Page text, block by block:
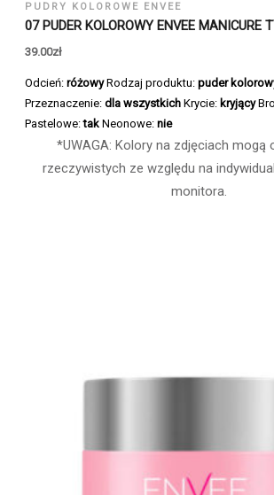
PUDRY KOLOROWE ENVEE
07 PUDER KOLOROWY ENVEE MANICURE
39.00zł
Odcień: różowy Rodzaj produktu: puder
Przeznaczenie: dla wszystkich Krycie: kryjący
Pastelowe:tak Neonowe: nie
*UWAGA: Kolory na zdjęciach mogą
rzeczywistych ze względu na
monitora.